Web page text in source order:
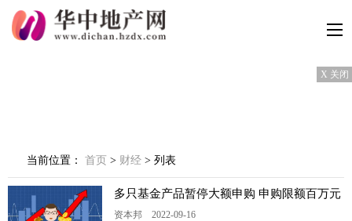
X 关闭
当前位置： 首页 > 财经 > 列表
多只基金产品暂停大额申购 申购限额百万元
资本邦 2022-09-16